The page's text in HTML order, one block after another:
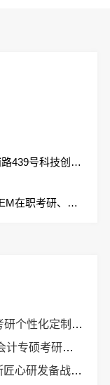
详细地址：辽宁省大连市甘井子区黄浦路439号科技创业大厦2楼社科赛斯考研
主营业务：考研全程班、MBA/MPA/MEM在职考研、会计专硕、考研集训营
性化定制课程
助你考研成功
发备战MBA考研